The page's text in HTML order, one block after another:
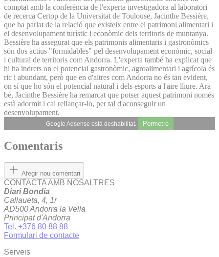
comptat amb la conferència de l'experta investigadora al laboratori
de recerca Certop de la Universitat de Toulouse, Jacinthe Bessière,
que ha parlat de la relació que existeix entre el patrimoni alimentari i
el desenvolupament turístic i econòmic dels territoris de muntanya.
Bessière ha assegurat que els patrimonis alimentaris i gastronòmics
són dos actius "formidables" pel desenvolupament econòmic, social
i cultural de territoris com Andorra. L'experta també ha explicat que
hi ha indrets on el potencial gastronòmic, agroalimentari i agrícola és
ric i abundant, però que en d'altres com Andorra no és tan evident,
on sí que ho són el potencial natural i dels esports a l'aire lliure. Ara
bé, Jacinthe Bessière ha remarcat que potser aquest patrimoni només
està adormit i cal rellançar-lo, per tal d'aconseguir un
desenvolupament.
Google Adsense està deshabilitat. Permetre
Comentaris
Afegir nou comentari
CONTACTA AMB NOSALTRES
Diari Bondia
Callaueta, 4, 1r
AD500 Andorra la Vella
Principat d'Andorra
Tel. +376 80 88 88
Formulari de contacte
Serveis